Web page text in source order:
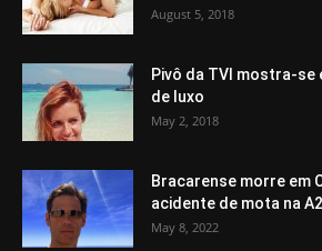
August 5, 2018
Pivô da TVI mostra-se
de luxo
May 2, 2018
Bracarense morre em
acidente de mota na
May 8, 2022